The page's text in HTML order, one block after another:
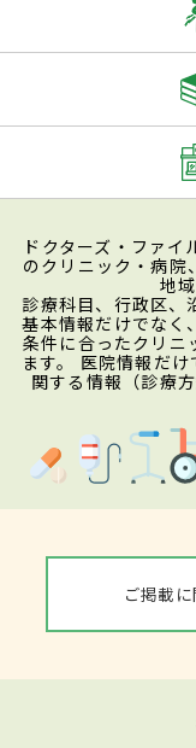
ドクターズ・ファ
のクリニック・病院
地
診療科目、行政区、
基本情報だけでなく
条件に合ったクリニ
ます。 医院情報だ
関する情報（診療
ご掲載